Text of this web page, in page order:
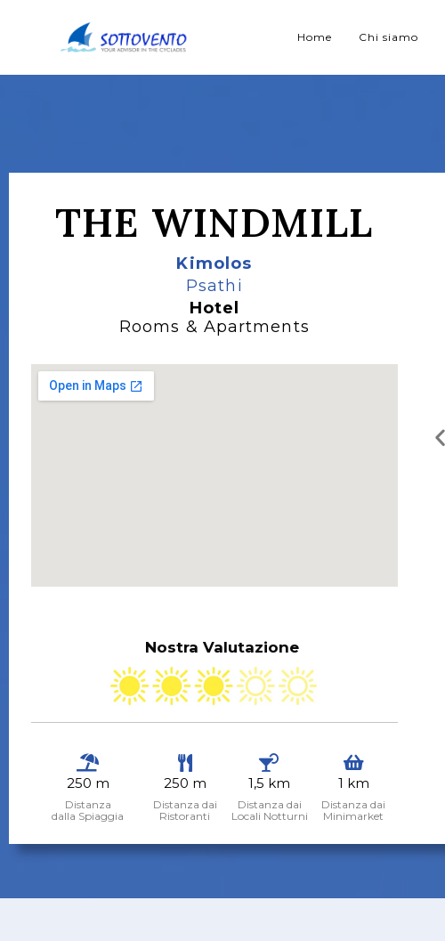
Home Chi siamo
THE WINDMILL
Kimolos
Psathi
Hotel
Rooms & Apartments
Nostra Valutazione
250 m
Distanza
dalla Spiaggia
250 m
Distanza dai
Ristoranti
1,5 km
Distanza dai
Locali Notturni
1 km
Distanza dai
Minimarket